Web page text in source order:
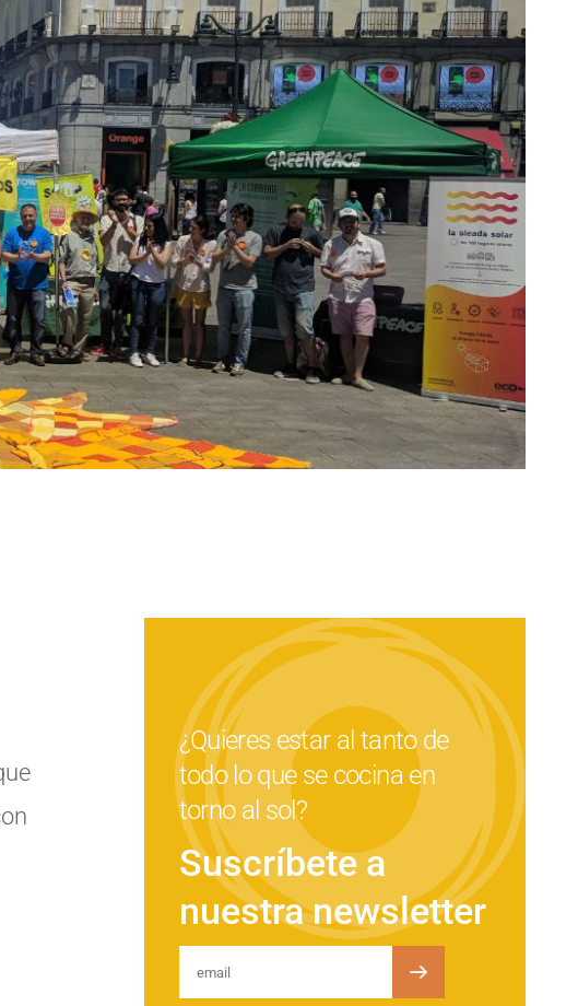
¿Quieres estar al tanto de
todo lo que se cocina en
torno al sol?
Suscríbete a
nuestra newsletter